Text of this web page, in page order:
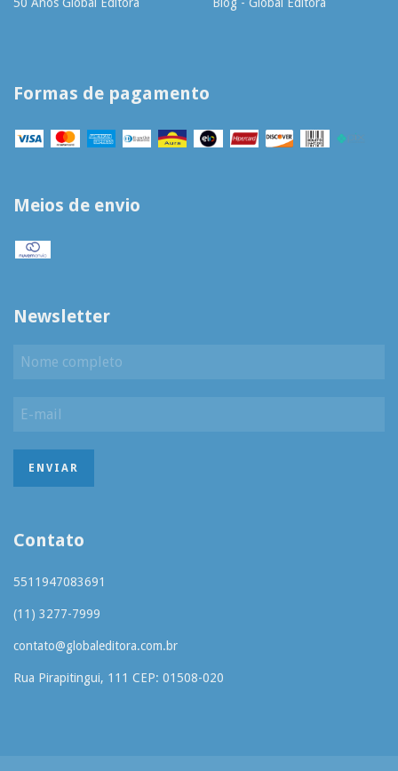
50 Anos Global Editora Blog - Global Editora
Formas de pagamento
Meios de envio
Newsletter
Contato
5511947083691
(11) 3277-7999
contato@globaleditora.com.br
Rua Pirapitingui, 111 CEP: 01508-020